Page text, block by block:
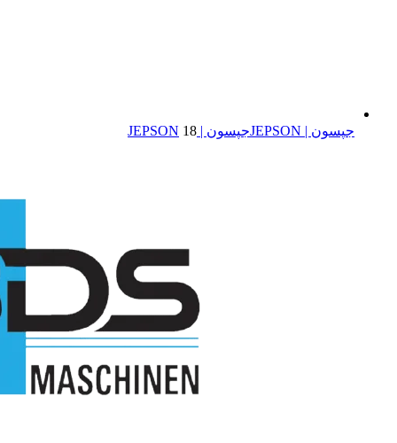
جپسون | JEPSON جپسون | JEPSON 18